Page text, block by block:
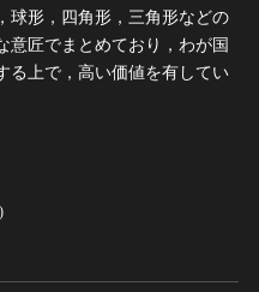
球形，四角形，三角形などの
意匠でまとめており，わが国
る上で，高い価値を有してい